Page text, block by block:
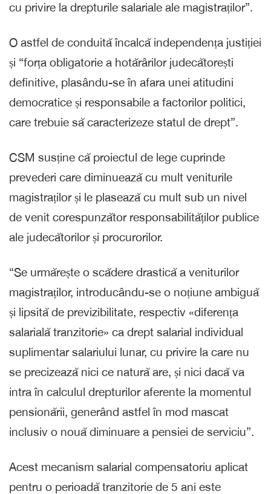
cu privire la drepturile salariale ale magistraților”.
O astfel de conduită încalcă independența justiției
și “forța obligatorie a hotărârilor judecătorești
definitive, plasându-se în afara unei atitudini
democratice și responsabile a factorilor politici,
care trebuie să caracterizeze statul de drept”.
CSM susține că proiectul de lege cuprinde
prevederi care diminuează cu mult veniturile
magistraților și le plasează cu mult sub un nivel
de venit corespunzător responsabilităților publice
ale judecătorilor și procurorilor.
“Se urmărește o scădere drastică a veniturilor
magistraților, introducându-se o noțiune ambiguă
și lipsită de previzibilitate, respectiv «diferența
salarială tranzitorie» ca drept salarial individual
suplimentar salariului lunar, cu privire la care nu
se precizează nici ce natură are, și nici dacă va
intra în calculul drepturilor aferente la momentul
pensionării, generând astfel în mod mascat
inclusiv o nouă diminuare a pensiei de serviciu”.
Acest mecanism salarial compensatoriu aplicat
pentru o perioadă tranzitorie de 5 ani este